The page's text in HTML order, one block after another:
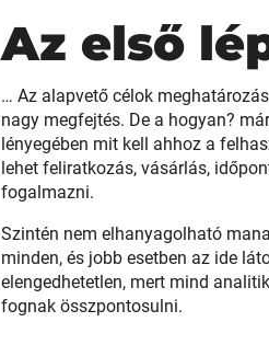
Az első
… Az alapvető célok
nagy megfejtés. De a hogyan?
lényegében mit kell ahhoz a
lehet feliratkozás, vásárlás,
fogalmazni.
Szintén nem elhanyagolható
minden, és jobb esetben az ide
elengedhetetlen, mert mind
fognak összpontosulni.